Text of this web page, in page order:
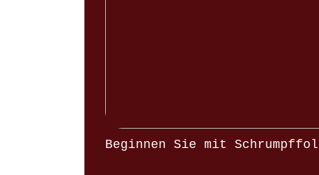
Beginnen Sie mit